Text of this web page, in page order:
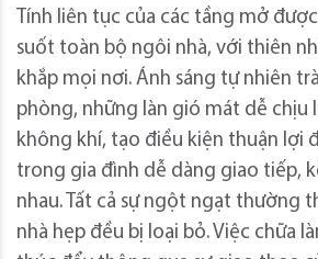
Tính liên tục của các tầng mở
suốt toàn bộ ngôi nhà, với thiên
khắp mọi nơi. Ánh sáng tự nhiên
phòng, những làn gió mát dễ chịu
không khí, tạo điều kiện thuận lợi
trong gia đình dễ dàng giao tiếp,
nhau. Tất cả sự ngột ngạt thường
nhà hẹp đều bị loại bỏ. Việc chữa